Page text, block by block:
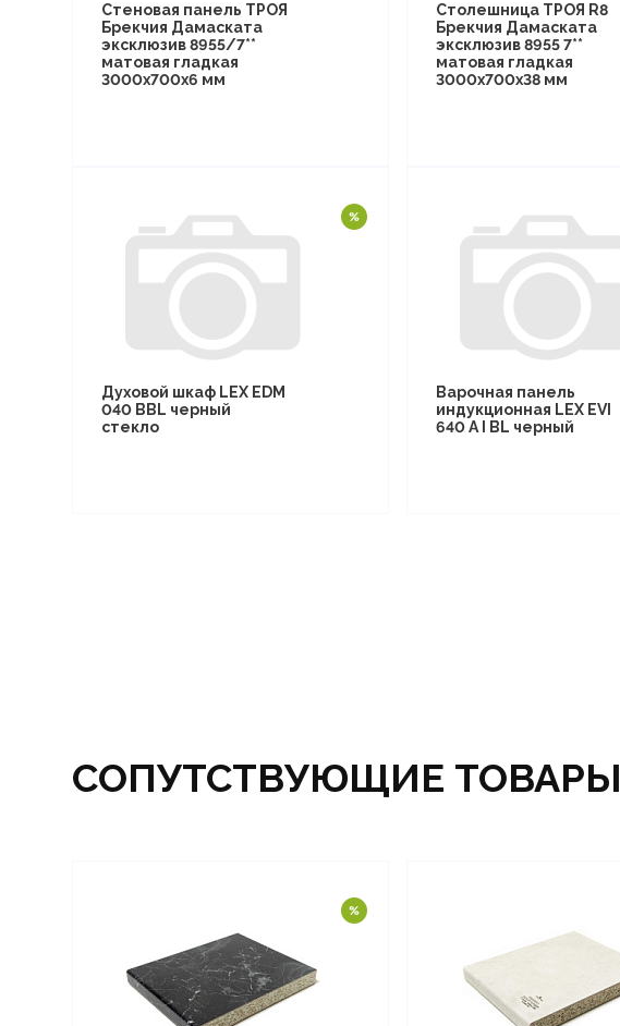
Стеновая панель ТРОЯ
Брекчия Дамаската
эксклюзив 8955/7**
матовая гладкая
3000х700х6 мм
Столешница ТРОЯ R8
Брекчия Дамаската
эксклюзив 8955 7**
матовая гладкая
3000х700х38 мм
Духовой шкаф LEX EDM
040 BBL черный
стекло
Варочная панель
индукционная LEX EVI
640 A I BL черный
СОПУТСТВУЮЩИЕ ТОВАРЫ